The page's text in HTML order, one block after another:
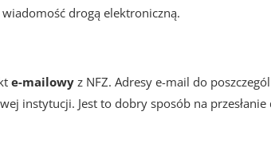
drogą elektroniczną.
e-mailowy z NFZ. Adresy e-mail do
instytucji. Jest to dobry sposób na